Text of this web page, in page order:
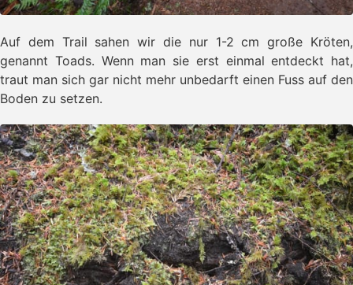
Auf dem Trail sahen wir die nur 1-2 cm große Kröten,
genannt Toads. Wenn man sie erst einmal entdeckt hat,
traut man sich gar nicht mehr unbedarft einen Fuss auf den
Boden zu setzen.